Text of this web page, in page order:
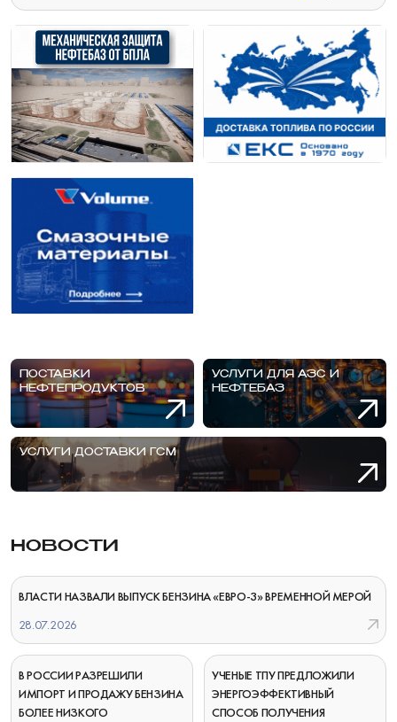
ПОСТАВКИ
НЕФТЕПРОДУКТОВ
УСЛУГИ ДЛЯ АЗС И
НЕФТЕБАЗ
УСЛУГИ ДОСТАВКИ ГСМ
НОВОСТИ
В РОССИИ РАЗРЕШИЛИ
ИМПОРТ И ПРОДАЖУ БЕНЗИНА
БОЛЕЕ НИЗКОГО
УЧЕНЫЕ ТПУ ПРЕДЛОЖИЛИ
ЭНЕРГОЭФФЕКТИВНЫЙ
СПОСОБ ПОЛУЧЕНИЯ
ВЛАСТИ НАЗВАЛИ ВЫПУСК БЕНЗИНА «ЕВРО-3» ВРЕМЕННОЙ МЕРОЙ
28.07.2026